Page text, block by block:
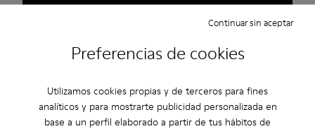
Preferencias de cookies
Utilizamos cookies propias y de terceros para fines
analíticos y para mostrarte publicidad personalizada en
base a un perfil elaborado a partir de tus hábitos de
Continuar sin aceptar
superiores a 45€.
3 años de garantía por defectos de fábrica.